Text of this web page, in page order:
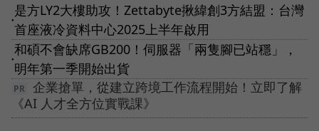
●
是方LY2大樓助攻！Zettabyte揪緯創3方結盟：台灣
首座液冷資料中心2025上半年啟用
●
和碩不會缺席GB200！伺服器「兩隻腳已站穩」，
明年第一季開始出貨
企業搶單，從建立跨境工作流程開始！立即了解
《AI 人才全方位實戰課》